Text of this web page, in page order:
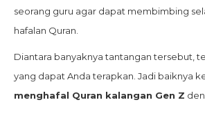
seorang guru agar dapat membimbing
hafalan Quran.
Diantara banyaknya tantangan tersebut,
yang dapat Anda terapkan. Jadi baiknya
menghafal Quran kalangan Gen Z